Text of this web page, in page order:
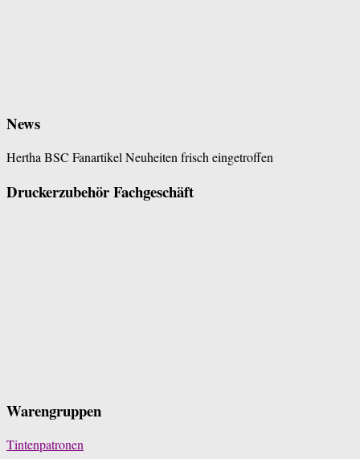
News
Hertha BSC Fanartikel Neuheiten frisch eingetroffen
Druckerzubehör Fachgeschäft
Warengruppen
Tintenpatronen